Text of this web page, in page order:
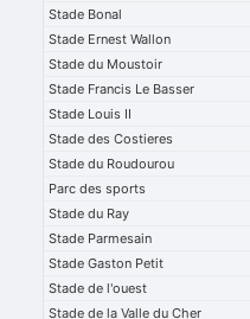
Stade Bonal
Stade Ernest Wallon
Stade du Moustoir
Stade Francis Le Basser
Stade Louis II
Stade des Costieres
Stade du Roudourou
Parc des sports
Stade du Ray
Stade Parmesain
Stade Gaston Petit
Stade de l'ouest
Stade de la Valle du Cher